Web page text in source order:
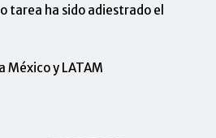
tarea ha sido adiestrado el
México y LATAM